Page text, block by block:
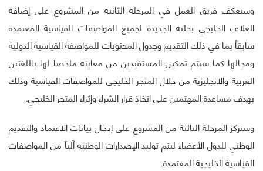
وسيعكف فريق العمل في المرحلة الثانية من المشروع على إضافة
الغلاف الخليجي بحلته الجديدة لجميع المواصفات القياسية المعتمدة
سابقاً بما في ذلك التقديم وجدول المحتويات للمواصفة القياسية الدولية
ومجالها كما سيتم تمكين المستفيدين من معاينة ملخصاً لها باللغتين
العربية والانجليزية من خلال المتجر الخليجي للمواصفات القياسية وذلك
بهدف مساعدة المهتمين على اتخاذ قرار الشراء وإثراء المتجر الخليجي.
وستركز المرحلة الثالثة من المشروع على إدخال بيانات الاعتماد والتقديم
الوطني للدول الأعضاء ليتم توليد الإصدارات الوطنية آلياً من المواصفات
القياسية الخليجية المعتمدة.